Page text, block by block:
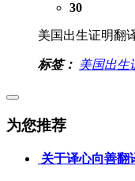
30
美国出生证明翻
标签： 美国出生
为您推荐
关于译心向善翻